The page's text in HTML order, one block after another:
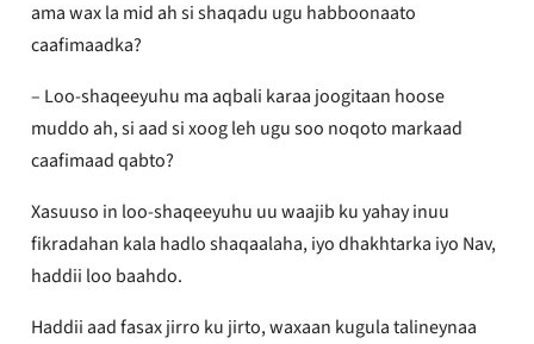
ama wax la mid ah si shaqadu ugu habboonaato
caafimaadka?
– Loo-shaqeeyuhu ma aqbali karaa joogitaan hoose
muddo ah, si aad si xoog leh ugu soo noqoto markaad
caafimaad qabto?
Xasuuso in loo-shaqeeyuhu uu waajib ku yahay inuu
fikradahan kala hadlo shaqaalaha, iyo dhakhtarka iyo Nav,
haddii loo baahdo.
Haddii aad fasax jirro ku jirto, waxaan kugula talineynaa